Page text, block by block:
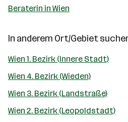
Beraterin in Wien
In anderem Ort/Gebiet
Wien 1. Bezirk (Innere Stadt)
Wien 4. Bezirk (Wieden)
Wien 3. Bezirk (Landstraße)
Wien 2. Bezirk (Leopoldstadt)